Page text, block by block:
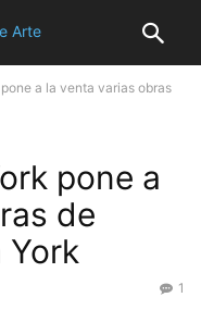
a la venta varias obras
pone a
de
York
1